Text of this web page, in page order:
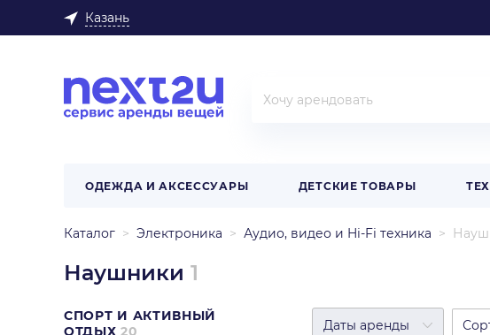
Казань
ОДЕЖДА И АКСЕССУАРЫ ДЕТСКИЕ ТОВАРЫ
Каталог Электроника Аудио, видео и Hi-Fi техника
Наушники 1
СПОРТ И АКТИВНЫЙ
ОТДЫХ 20
Даты аренды